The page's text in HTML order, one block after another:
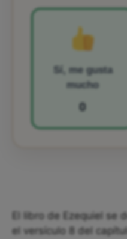
Sí, me gusta
mucho
0
El libro de Ezequiel se
el versículo 8 del